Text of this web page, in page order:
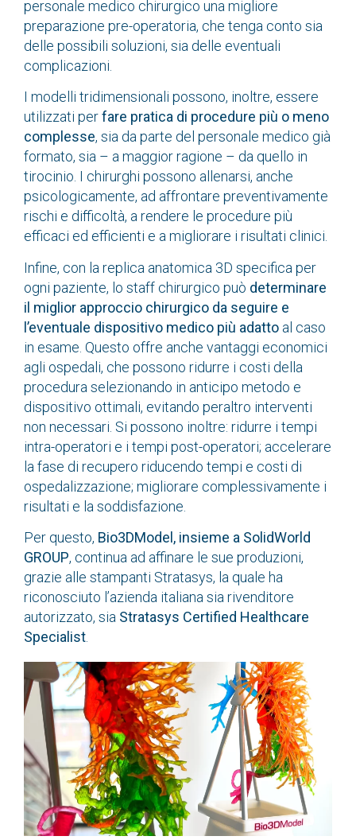
personale medico chirurgico una migliore
preparazione pre-operatoria, che tenga conto sia
delle possibili soluzioni, sia delle eventuali
complicazioni.
I modelli tridimensionali possono, inoltre, essere
utilizzati perfare pratica di procedure più o meno
complesse, sia da parte del personale medico già
formato, sia – a maggior ragione – da quello in
tirocinio. I chirurghi possono allenarsi, anche
psicologicamente, ad affrontare preventivamente
rischi e difficoltà, a rendere le procedure più
efficaci ed efficienti e a migliorare i risultati clinici.
Infine, con la replica anatomica 3D specifica per
ogni paziente, lo staff chirurgico può determinare
il miglior approccio chirurgico da seguire e
l’eventuale dispositivo medico più adatto al caso
in esame. Questo offre anche vantaggi economici
agli ospedali, che possono ridurre i costi della
procedura selezionando in anticipo metodo e
dispositivo ottimali, evitando peraltro interventi
non necessari. Si possono inoltre: ridurre i tempi
intra-operatori e i tempi post-operatori; accelerare
la fase di recupero riducendo tempi e costi di
ospedalizzazione; migliorare complessivamente i
risultati e la soddisfazione.
Per questo, Bio3DModel, insieme a SolidWorld
GROUP, continua ad affinare le sue produzioni,
grazie alle stampanti Stratasys, la quale ha
riconosciuto l’azienda italiana sia rivenditore
autorizzato, sia Stratasys Certified Healthcare
Specialist